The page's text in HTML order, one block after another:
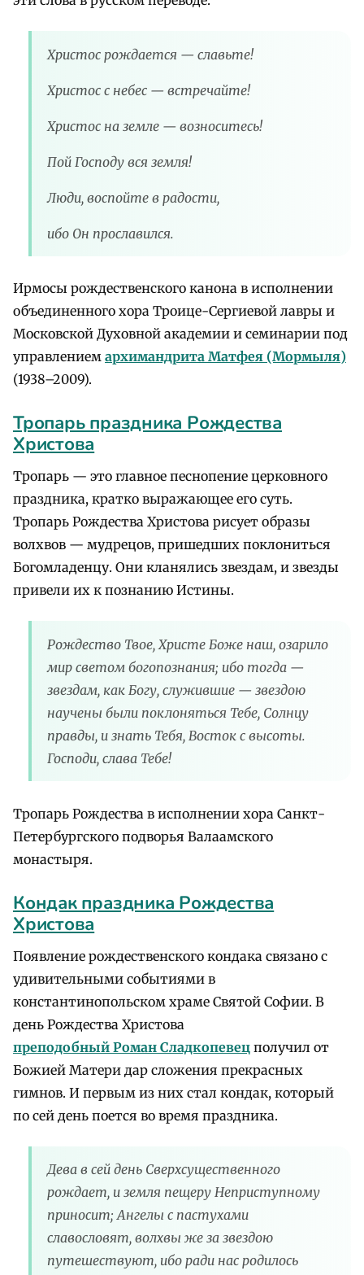
Христос рождается — славьте!
Христос с небес — встречайте!
Христос на земле — возноситесь!
Пой Господу вся земля!
Люди, воспойте в радости,
ибо Он прославился.
Ирмосы рождественского канона в исполнении
объединенного хора Троице-Сергиевой лавры и
Московской Духовной академии и семинарии под
управлением архимандрита Матфея (Мормыля)
(1938–2009).
Тропарь праздника Рождества
Христова
Тропарь — это главное песнопение церковного
праздника, кратко выражающее его суть.
Тропарь Рождества Христова рисует образы
волхвов — мудрецов, пришедших поклониться
Богомладенцу. Они кланялись звездам, и звезды
привели их к познанию Истины.
Рождество Твое, Христе Боже наш, озарило
мир светом богопознания; ибо тогда —
звездам, как Богу, служившие — звездою
научены были поклоняться Тебе, Солнцу
правды, и знать Тебя, Восток с высоты.
Господи, слава Тебе!
Тропарь Рождества в исполнении хора Санкт-
Петербургского подворья Валаамского
монастыря.
Кондак праздника Рождества
Христова
Появление рождественского кондака связано с
удивительными событиями в
константинопольском храме Святой Софии. В
день Рождества Христова
преподобный Роман Сладкопевец получил от
Божией Матери дар сложения прекрасных
гимнов. И первым из них стал кондак, который
по сей день поется во время праздника.
Дева в сей день Сверхсущественного
рождает, и земля пещеру Неприступному
приносит; Ангелы с пастухами
славословят, волхвы же за звездою
путешествуют, ибо ради нас родилось